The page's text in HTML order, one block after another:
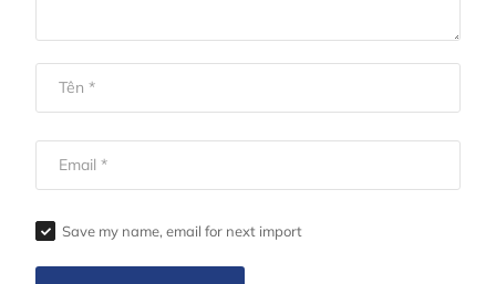
Save my name, email for next import